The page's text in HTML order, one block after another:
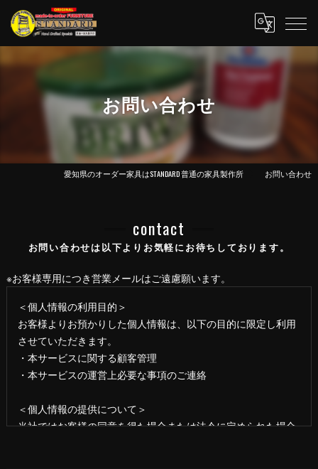
お問い合わせ
愛知県のオーダー家具はSTANDARD 普通の家具製作所 お問い合わせ
お問い合わせは以下よりお気軽にお待ちしております。
contact
※お客様専用につき営業メールはご遠慮願います。
＜個人情報の利用目的＞
お客様よりお預かりした個人情報は、以下の目的に限定し利用
させていただきます。
・本サービスに関する顧客管理
・本サービスの運営上必要な事項のご連絡
＜個人情報の提供について＞
当社ではお客様の同意を得た場合または法令に定められた場合